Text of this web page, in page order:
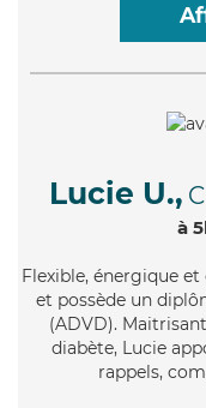
Lucie U.,
à
Flexible, énergique et
et possède un
(ADVD).
diabète, Lucie
rappels,